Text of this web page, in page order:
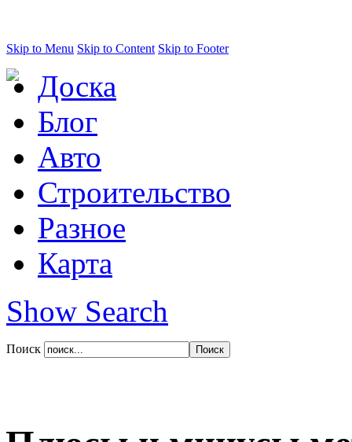
Skip to Menu Skip to Content Skip to Footer
Доска
Блог
Авто
Строительство
Разное
Карта
Show Search
Поиск